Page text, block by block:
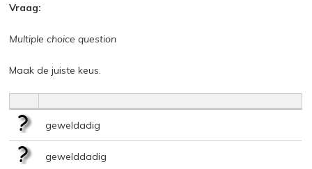
Vraag:
Multiple choice question
Maak de juiste keus.
geweldadig
gewelddadig